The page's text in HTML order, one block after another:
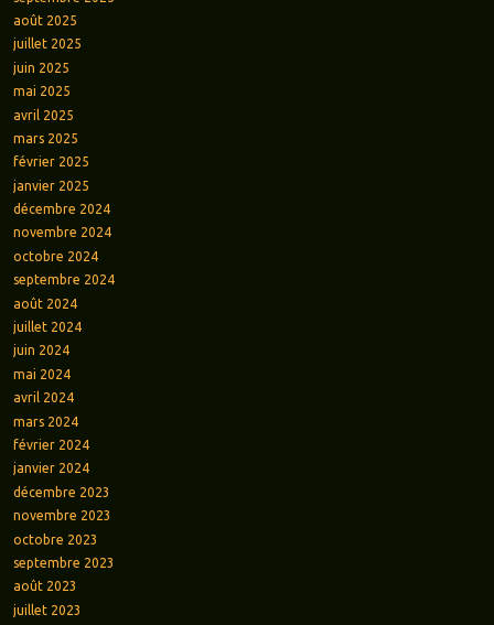
août 2025
juillet 2025
juin 2025
mai 2025
avril 2025
mars 2025
février 2025
janvier 2025
décembre 2024
novembre 2024
octobre 2024
septembre 2024
août 2024
juillet 2024
juin 2024
mai 2024
avril 2024
mars 2024
février 2024
janvier 2024
décembre 2023
novembre 2023
octobre 2023
septembre 2023
août 2023
juillet 2023